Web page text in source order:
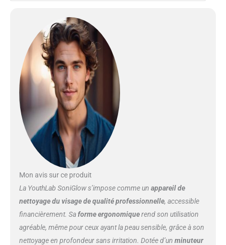
Mon avis sur ce produit
La YouthLab SoniGlow s’impose comme un appareil de
nettoyage du visage de qualité professionnelle, accessible
financièrement. Saforme ergonomiquerend son utilisation
agréable, même pour ceux ayant la peau sensible, grâce à son
nettoyage en profondeur sans irritation. Dotée d’un minuteur